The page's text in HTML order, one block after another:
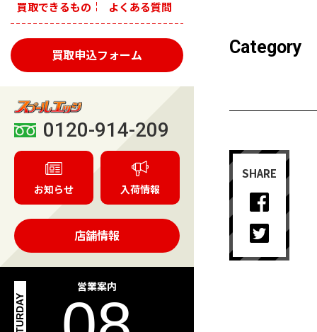
買取できるもの よくある質問
買取申込フォーム
0120-914-209
お知らせ 入荷情報
店舗情報
営業案内
SATURDAY
Category
SHARE